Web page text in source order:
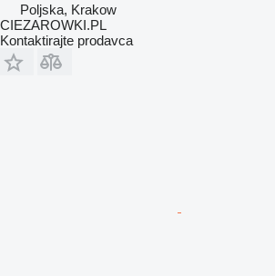
Poljska, Krakow
CIEZAROWKI.PL
Kontaktirajte prodavca